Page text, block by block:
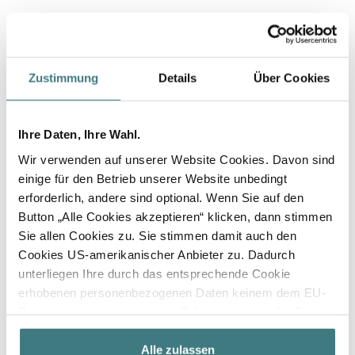
Zustimmung Details Über Cookies
Ihre Daten, Ihre Wahl.
Wir verwenden auf unserer Website Cookies. Davon sind
einige für den Betrieb unserer Website unbedingt
erforderlich, andere sind optional. Wenn Sie auf den
Button „Alle Cookies akzeptieren“ klicken, dann stimmen
Sie allen Cookies zu. Sie stimmen damit auch den
Cookies US-amerikanischer Anbieter zu. Dadurch
unterliegen Ihre durch das entsprechende Cookie
erhobenen personenbezogenen Daten keinem dem EU-
haben in diesem Fall nur eingeschränkte bis keine
datenschutzrechtlichen Rechte in den USA und
Alle zulassen